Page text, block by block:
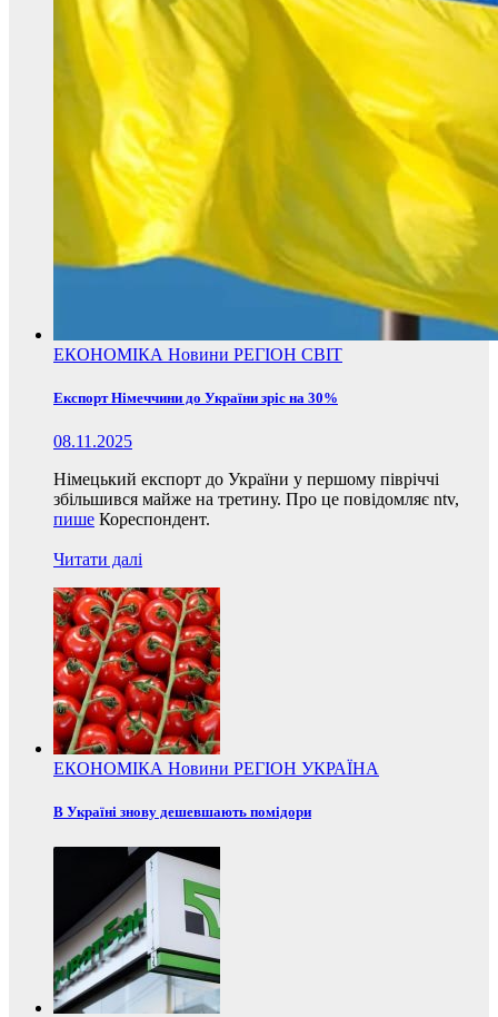
ЕКОНОМІКА Новини РЕГІОН СВІТ
Експорт Німеччини до України зріс на 30%
08.11.2025
Німецький експорт до України у першому півріччі
збільшився майже на третину. Про це повідомляє ntv,
пише Кореспондент.
Читати далі
ЕКОНОМІКА Новини РЕГІОН УКРАЇНА
В Україні знову дешевшають помідори